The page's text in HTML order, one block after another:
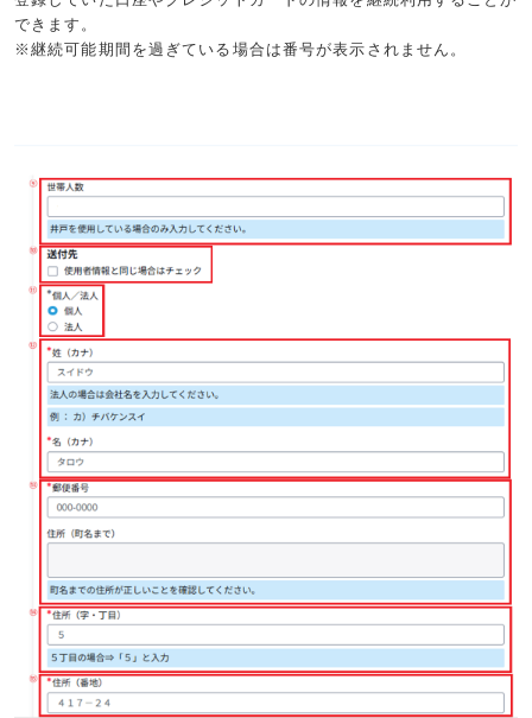
できます。
※継続可能期間を過ぎている場合は番号が表示されません。